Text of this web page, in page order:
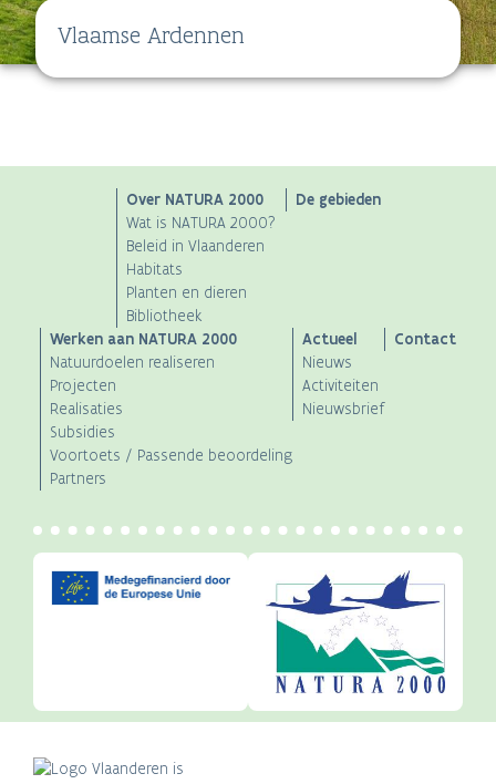
Vlaamse Ardennen
navigation
Over NATURA 2000
Wat is NATURA 2000?
Beleid in Vlaanderen
Habitats
Planten en dieren
Bibliotheek
De gebieden
Werken aan NATURA 2000
Natuurdoelen realiseren
Projecten
Realisaties
Subsidies
Voortoets / Passende beoordeling
Partners
Actueel
Nieuws
Activiteiten
Nieuwsbrief
Contact